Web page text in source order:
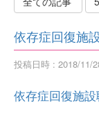
依存症回復施
投稿日時 : 2018/11/
依存症回復施設